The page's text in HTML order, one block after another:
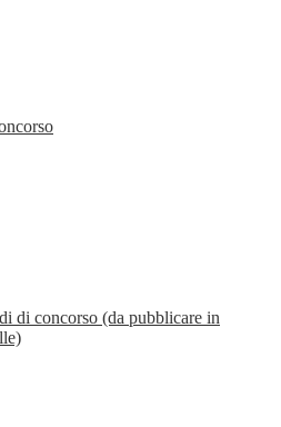
di concorso (da pubblicare in